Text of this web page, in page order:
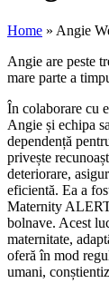
Home » Angie
Angie are peste
mare parte a
În colaborare cu
Angie și echipa
dependență
privește
deteriorare,
eficientă. Ea a
Maternity
bolnave. Acest
maternitate,
oferă în mod
umani,